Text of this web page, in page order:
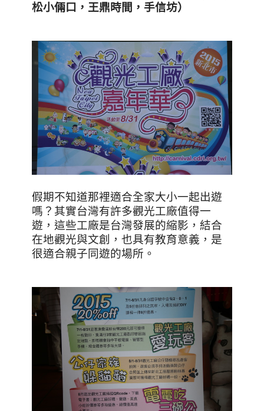
松小倆口，王鼎時間，手信坊）
假期不知道那裡適合全家大小一起出遊
嗎？其實台灣有許多觀光工廠值得一
遊，這些工廠是台灣發展的縮影，結合
在地觀光與文創，也具有教育意義，是
很適合親子同遊的場所。